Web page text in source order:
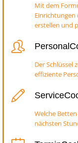
Mit dem
Einrichtungen
erstellen und
Der Schlüssel
effiziente
Welche
nächsten